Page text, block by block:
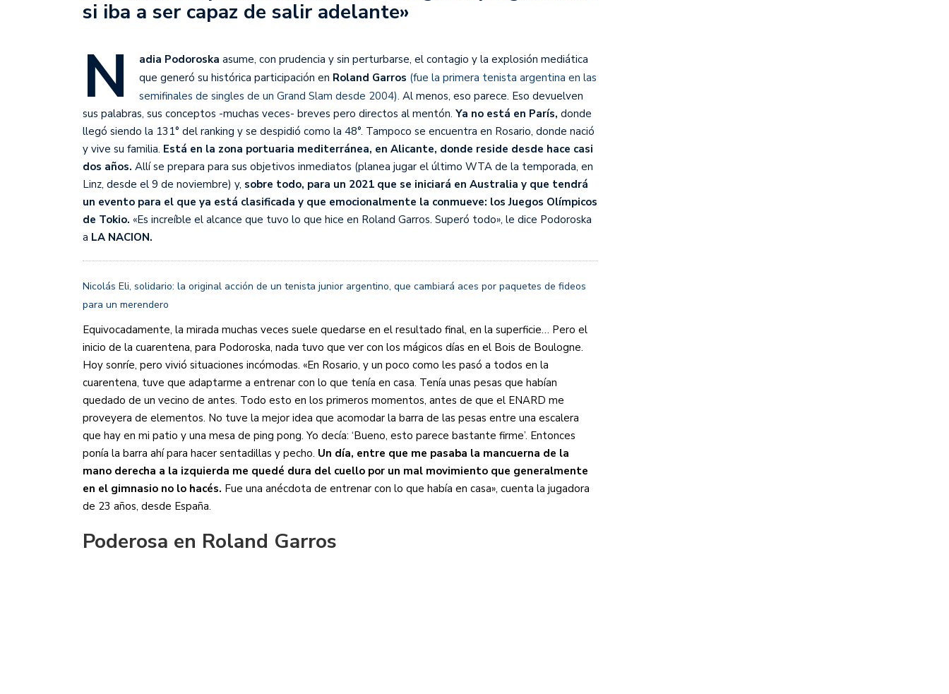
si iba a ser capaz de salir adelante»
N adia Podoroska asume, con prudencia y sin perturbarse, el contagio y la explosión mediática
que generó su histórica participación en Roland Garros (fue la primera tenista argentina en las
semifinales de singles de un Grand Slam desde 2004). Al menos, eso parece. Eso devuelven
sus palabras, sus conceptos -muchas veces- breves pero directos al mentón. Ya no está en París, donde
llegó siendo la 131° del ranking y se despidió como la 48°. Tampoco se encuentra en Rosario, donde nació
y vive su familia. Está en la zona portuaria mediterránea, en Alicante, donde reside desde hace casi
dos años. Allí se prepara para sus objetivos inmediatos (planea jugar el último WTA de la temporada, en
Linz, desde el 9 de noviembre) y, sobre todo, para un 2021 que se iniciará en Australia y que tendrá
un evento para el que ya está clasificada y que emocionalmente la conmueve: los Juegos Olímpicos
de Tokio. «Es increíble el alcance que tuvo lo que hice en Roland Garros. Superó todo», le dice Podoroska
a LA NACION.
Nicolás Eli, solidario: la original acción de un tenista junior argentino, que cambiará aces por paquetes de fideos
para un merendero
Equivocadamente, la mirada muchas veces suele quedarse en el resultado final, en la superficie… Pero el
inicio de la cuarentena, para Podoroska, nada tuvo que ver con los mágicos días en el Bois de Boulogne.
Hoy sonríe, pero vivió situaciones incómodas. «En Rosario, y un poco como les pasó a todos en la
cuarentena, tuve que adaptarme a entrenar con lo que tenía en casa. Tenía unas pesas que habían
quedado de un vecino de antes. Todo esto en los primeros momentos, antes de que el ENARD me
proveyera de elementos. No tuve la mejor idea que acomodar la barra de las pesas entre una escalera
que hay en mi patio y una mesa de ping pong. Yo decía: ‘Bueno, esto parece bastante firme’. Entonces
ponía la barra ahí para hacer sentadillas y pecho. Un día, entre que me pasaba la mancuerna de la
mano derecha a la izquierda me quedé dura del cuello por un mal movimiento que generalmente
en el gimnasio no lo hacés. Fue una anécdota de entrenar con lo que había en casa», cuenta la jugadora
de 23 años, desde España.
Poderosa en Roland Garros